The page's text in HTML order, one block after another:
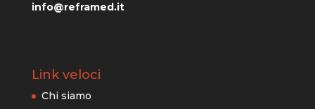
info@reframed.it
Link veloci
Chi siamo